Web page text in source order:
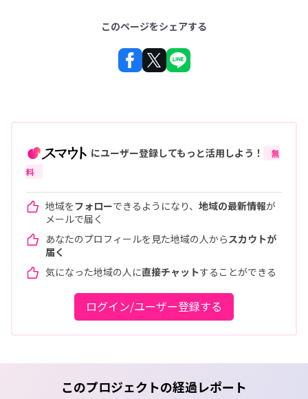
このページをシェアする
にユーザー登録してもっと活用しよう！
無
料
地域をフォローできるようになり、 地域の最新情報が
メールで届く
あなたのプロフィールを見た地域の人から スカウトが
届く
気になった地域の人に直接チャットすることができる
ログイン/ユーザー登録する
このプロジェクトの経過レポート